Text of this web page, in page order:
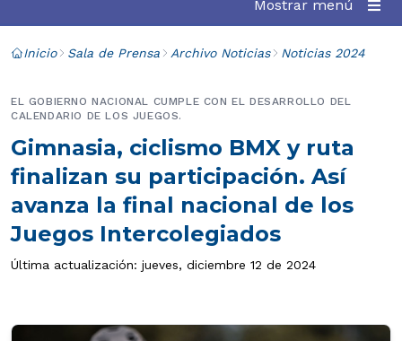
Mostrar menú
Inicio Sala de Prensa Archivo Noticias Noticias 2024
Gimnasia, ciclismo BMX y ruta
finalizan su participación. Así
avanza la final nacional de los
Juegos Intercolegiados
EL GOBIERNO NACIONAL CUMPLE CON EL DESARROLLO DEL
CALENDARIO DE LOS JUEGOS.
Última actualización: jueves, diciembre 12 de 2024